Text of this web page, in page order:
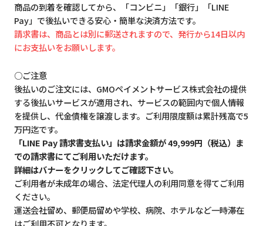
商品の到着を確認してから、「コンビニ」「銀行」「LINE
Pay」で後払いできる安心・簡単な決済方法です。
請求書は、商品とは別に郵送されますので、発行から14日以内
にお支払いをお願いします。
○ご注意
後払いのご注文には、GMOペイメントサービス株式会社の提供
する後払いサービスが適用され、サービスの範囲内で個人情報
を提供し、代金債権を譲渡します。ご利用限度額は累計残高で5
万円迄です。
「LINE Pay 請求書支払い」は請求金額が 49,999円（税込）ま
での請求書にてご利用いただけます。
詳細はバナーをクリックしてご確認下さい。
ご利用者が未成年の場合、法定代理人の利用同意を得てご利用
ください。
運送会社留め、郵便局留めや学校、病院、ホテルなど一時滞在
はご利用不可となります。